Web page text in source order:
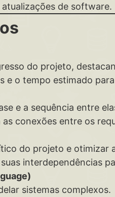
de software.
do projeto,
e o tempo estimado
e a sequência entre
conexões entre os
do projeto e otimizar
interdependências
sistemas complexos.